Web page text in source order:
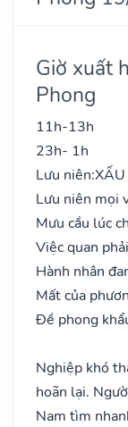
Giờ xuất
Phong
11h-13h
23h- 1h
Lưu niên:XẤU
Lưu niên mọi
Mưu cầu lúc
Việc quan
Hành nhân
Mất của
Đề phong
Nghiệp khó
hoãn lại.
Nam tìm